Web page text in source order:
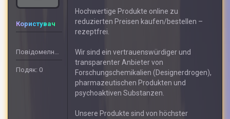
Користувач
Повідомелнь: 609
Подяк: 0
Hochwertige Produkte online zu
reduzierten Preisen kaufen/bestellen –
rezeptfrei.
Wir sind ein vertrauenswürdiger und
transparenter Anbieter von
Forschungschemikalien (Designerdrogen),
pharmazeutischen Produkten und
psychoaktiven Substanzen.
Unsere Produkte sind von höchster